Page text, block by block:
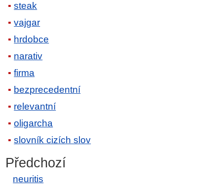
steak
vajgar
hrdobce
narativ
firma
bezprecedentní
relevantní
oligarcha
slovník cizích slov
Předchozí
neuritis